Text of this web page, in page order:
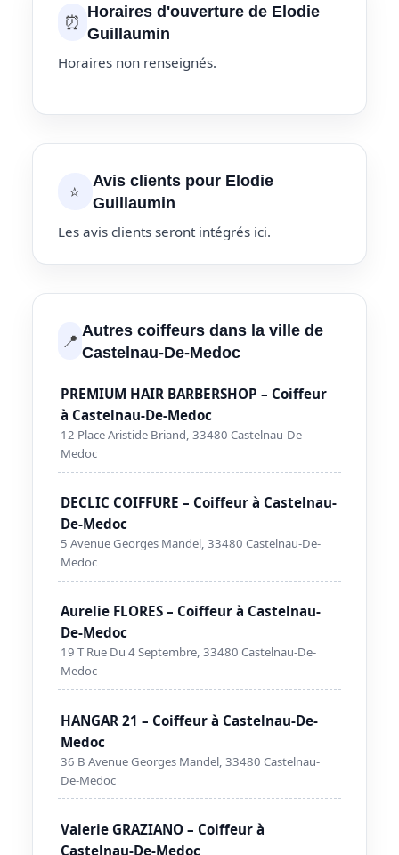
⏰ Horaires d'ouverture de Elodie
Guillaumin
Horaires non renseignés.
⭐
Avis clients pour Elodie
Guillaumin
Les avis clients seront intégrés ici.
📍 Autres coiffeurs dans la ville de
Castelnau-De-Medoc
PREMIUM HAIR BARBERSHOP – Coiffeur
à Castelnau-De-Medoc
12 Place Aristide Briand, 33480 Castelnau-De-
Medoc
DECLIC COIFFURE – Coiffeur à Castelnau-
De-Medoc
5 Avenue Georges Mandel, 33480 Castelnau-De-
Medoc
Aurelie FLORES – Coiffeur à Castelnau-
De-Medoc
19 T Rue Du 4 Septembre, 33480 Castelnau-De-
Medoc
HANGAR 21 – Coiffeur à Castelnau-De-
Medoc
36 B Avenue Georges Mandel, 33480 Castelnau-
De-Medoc
Valerie GRAZIANO – Coiffeur à
Castelnau-De-Medoc